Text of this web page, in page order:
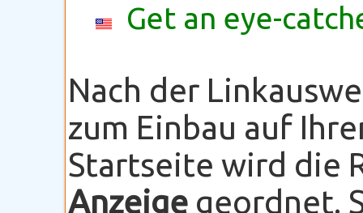
Get an eye-
Nach der
zum Einbau auf
Startseite wird die
Anzeigegeordnet.